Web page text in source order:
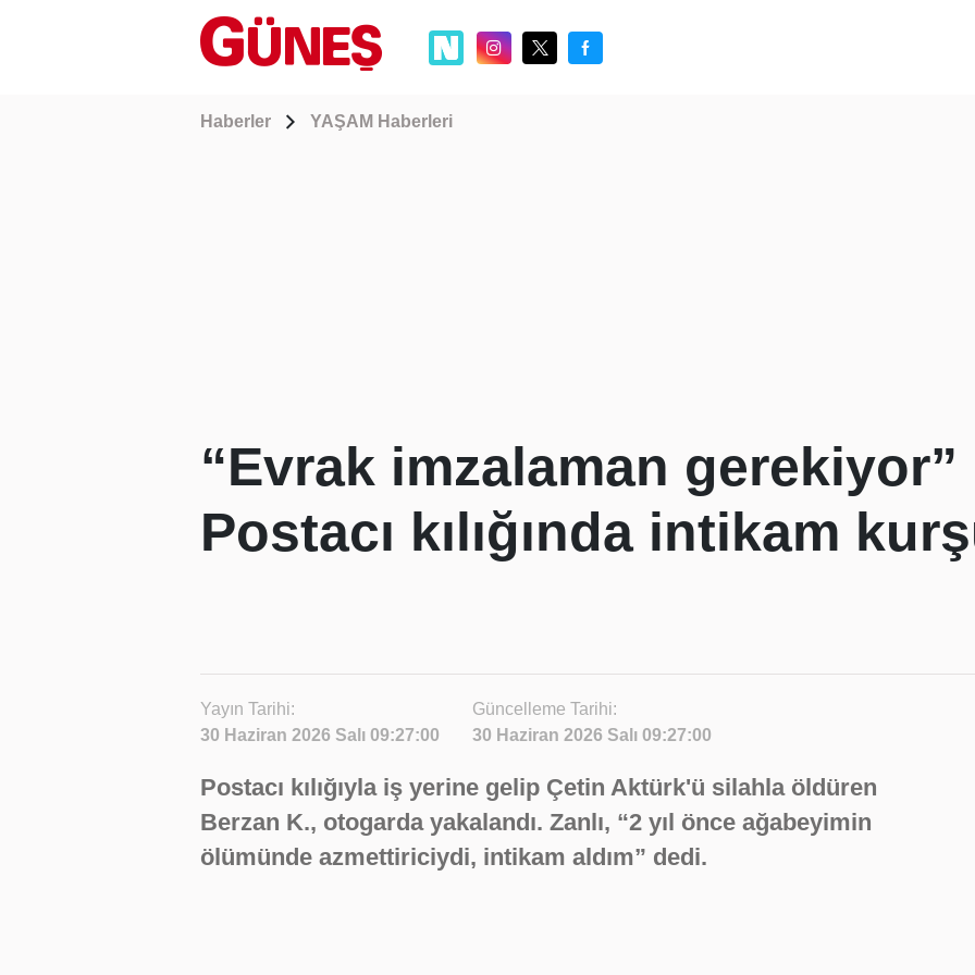
Haberler YAŞAM Haberleri
“Evrak imzalaman
Postacı kılığında intikam
Yayın Tarihi:
30 Haziran 2026 Salı 09:27:00
Güncelleme Tarihi:
30 Haziran 2026 Salı 09:27:00
Postacı kılığıyla iş yerine gelip Çetin Aktürk'ü silahla öldüren
Berzan K., otogarda yakalandı. Zanlı, “2 yıl önce ağabeyimin
ölümünde azmettiriciydi, intikam aldım” dedi.